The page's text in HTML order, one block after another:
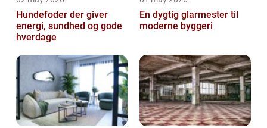
Hundefoder der giver
energi, sundhed og gode
hverdage
En dygtig glarmester til
moderne byggeri